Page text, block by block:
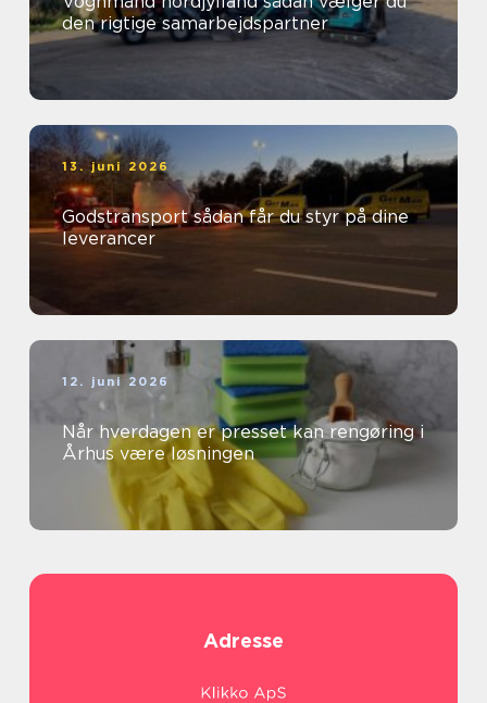
den rigtige samarbejdspartner
13. juni 2026
Godstransport sådan får du styr på dine
leverancer
12. juni 2026
Når hverdagen er presset kan rengøring i
Århus være løsningen
Adresse